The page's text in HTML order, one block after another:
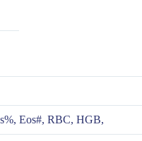
Eos#, RBC, HGB,